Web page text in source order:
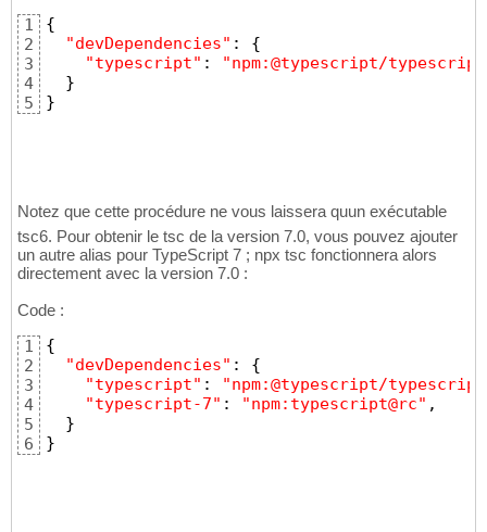
1
2
3
4
5
{
"devDependencies" :
{
"typescript" :
"npm:@typescript/
}
}
Notez que cette procédure ne vous laissera quun exécutable
tsc6. Pour obtenir le tsc de la version 7.0, vous pouvez ajouter
un autre alias pour TypeScript 7 ; npx tsc fonctionnera alors
directement avec la version 7.0 :
Code :
1
2
3
4
5
6
{
"devDependencies" :
{
"typescript" :
"npm:@typescript/
"typescript-7" : "npm:typescript@rc" ,
}
}